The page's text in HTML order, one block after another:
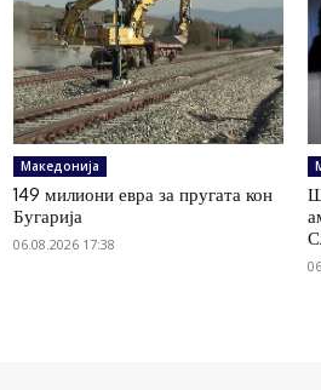
Македонија
149 милиони евра за пругата кон
Бугарија
06.08.2026 17:38